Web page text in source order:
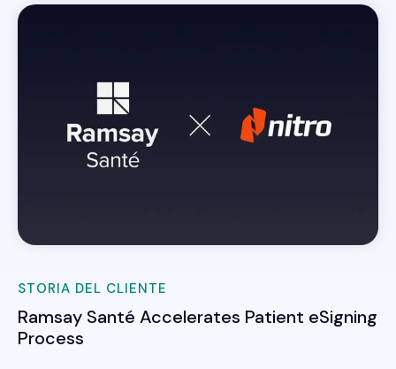
STORIA DEL CLIENTE
Ramsay Santé Accelerates Patient eSigning
Process